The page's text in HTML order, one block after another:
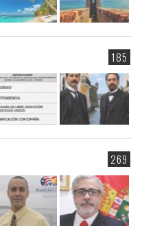
185
269